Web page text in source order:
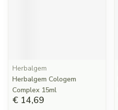
Herbalgem
Herbalgem Cologem
Complex 15ml
€ 14,69